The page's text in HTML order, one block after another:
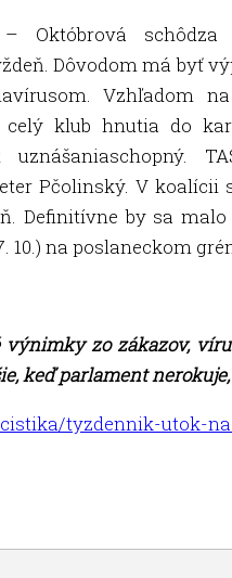
Októbrová
Dôvodom má byť
Vzhľadom
klub hnutia do
Pčolinský. V koalícii
Definitívne by sa
na poslaneckom
výnimky zo zákazov,
keď parlament nerokuje,
tyzdennik-utok-